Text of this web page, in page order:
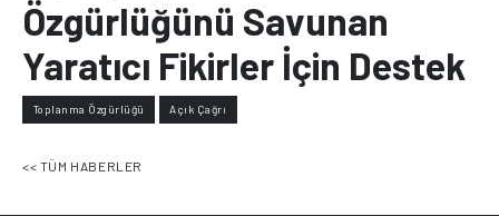
Özgürlüğünü Savunan
Yaratıcı Fikirler İçin Destek
Toplanma Özgürlüğü Açık Çağrı
<< TÜM HABERLER